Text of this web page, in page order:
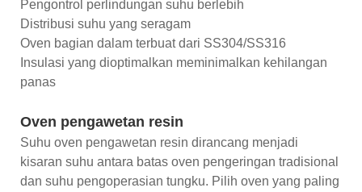
Pengontrol perlindungan suhu berlebih
Distribusi suhu yang seragam
Oven bagian dalam terbuat dari SS304/SS316
Insulasi yang dioptimalkan meminimalkan kehilangan
panas
Oven pengawetan resin
Suhu oven pengawetan resin dirancang menjadi
kisaran suhu antara batas oven pengeringan tradisional
dan suhu pengoperasian tungku. Pilih oven yang paling